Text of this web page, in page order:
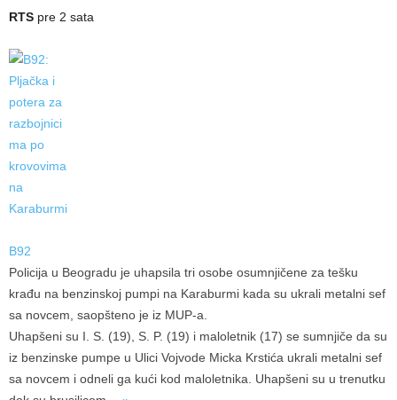
RTS pre 2 sata
B92
Policija u Beogradu je uhapsila tri osobe osumnjičene za tešku
krađu na benzinskoj pumpi na Karaburmi kada su ukrali metalni sef
sa novcem, saopšteno je iz MUP-a.
Uhapšeni su I. S. (19), S. P. (19) i maloletnik (17) se sumnjiče da su
iz benzinske pumpe u Ulici Vojvode Micka Krstića ukrali metalni sef
sa novcem i odneli ga kući kod maloletnika. Uhapšeni su u trenutku